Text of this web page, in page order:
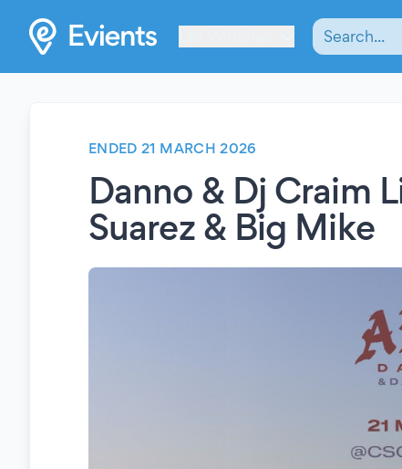
ENDED 21 MARCH 2026
Danno & Dj Craim
Suarez & Big Mike